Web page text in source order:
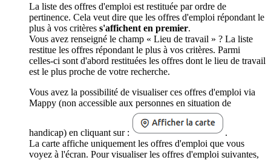
La liste des offres d'emploi est restituée par ordre de
pertinence. Cela veut dire que les offres d'emploi répondant le
plus à vos critères s'affichent en premier.
Vous avez renseigné le champ « Lieu de travail » ? La liste
restitue les offres répondant le plus à vos critères. Parmi
celles-ci sont d'abord restituées les offres dont le lieu de travail
est le plus proche de votre recherche.
Vous avez la possibilité de visualiser ces offres d'emploi via
Mappy (non accessible aux personnes en situation de
handicap) en cliquant sur :
.
La carte affiche uniquement les offres d'emploi que vous
voyez à l'écran. Pour visualiser les offres d'emploi suivantes,